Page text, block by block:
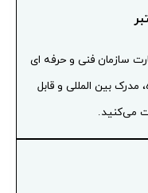
سازمان فنی و حرفه ای
مدرک بین المللی و قابل
می‌کنید.